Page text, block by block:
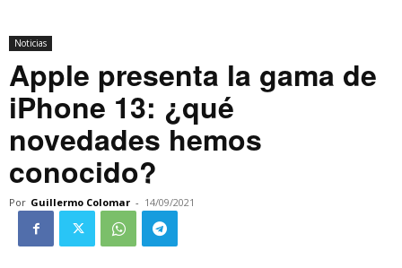
Noticias
Apple presenta la gama de
iPhone 13: ¿qué
novedades hemos
conocido?
Por Guillermo Colomar - 14/09/2021